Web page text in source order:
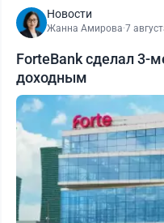
Новости
Жанна Амирова·7
ForteBank сделал 3-
доходным